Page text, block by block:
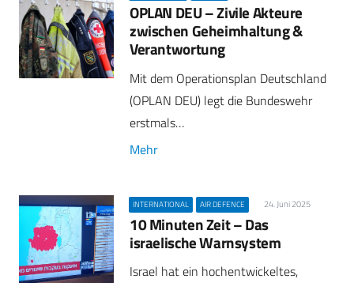
OPLAN DEU – Zivile Akteure
zwischen Geheimhaltung &
Verantwortung
Mit dem Operationsplan Deutschland
(OPLAN DEU) legt die Bundeswehr
erstmals…
Mehr
INTERNATIONAL AIR DEFENCE 24. Juni 2025
10 Minuten Zeit – Das
israelische Warnsystem
Israel hat ein hochentwickeltes,